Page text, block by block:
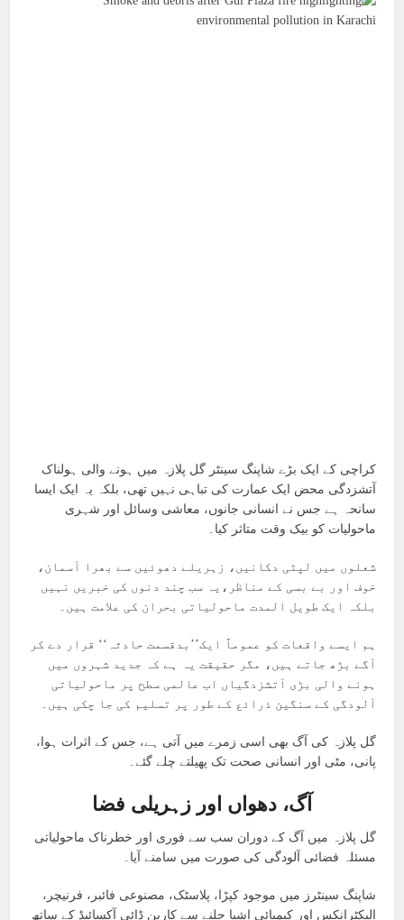
کراچی کے ایک بڑے شاپنگ سینٹر گل پلازہ میں ہونے والی ہولناک
آتشزدگی محض ایک عمارت کی تباہی نہیں تھی، بلکہ یہ ایک ایسا
سانحہ ہے جس نے انسانی جانوں، معاشی وسائل اور شہری
ماحولیات کو بیک وقت متاثر کیا۔
شعلوں میں لپٹی دکانیں، زہریلے دھوئیں سے بھرا آسمان،
خوف اور بے بسی کے مناظر،یہ سب چند دنوں کی خبریں نہیں
بلکہ ایک طویل المدت ماحولیاتی بحران کی علامت ہیں۔
ہم ایسے واقعات کو عموماً ایک’’بدقسمت حادثہ‘‘ قرار دے کر
آگے بڑھ جاتے ہیں، مگر حقیقت یہ ہے کہ جدید شہروں میں
ہونے والی بڑی آتشزدگیاں اب عالمی سطح پر ماحولیاتی
آلودگی کے سنگین ذرائع کے طور پر تسلیم کی جا چکی ہیں۔
گل پلازہ کی آگ بھی اسی زمرے میں آتی ہے، جس کے اثرات ہوا،
پانی، مٹی اور انسانی صحت تک پھیلتے چلے گئے۔
آگ، دھواں اور زہریلی فضا
گل پلازہ میں آگ کے دوران سب سے فوری اور خطرناک ماحولیاتی
مسئلہ فضائی آلودگی کی صورت میں سامنے آیا۔
شاپنگ سینٹرز میں موجود کپڑا، پلاسٹک، مصنوعی فائبر، فرنیچر،
الیکٹرانکس اور کیمیائی اشیا جلنے سے کاربن ڈائی آکسائیڈ کے ساتھ